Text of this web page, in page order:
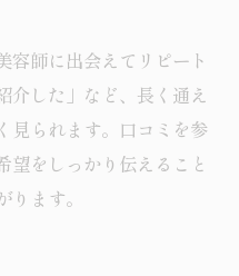
容師に出会えてリピート
介した」など、長く通え
見られます。口コミを参
望をしっかり伝えること
ます。